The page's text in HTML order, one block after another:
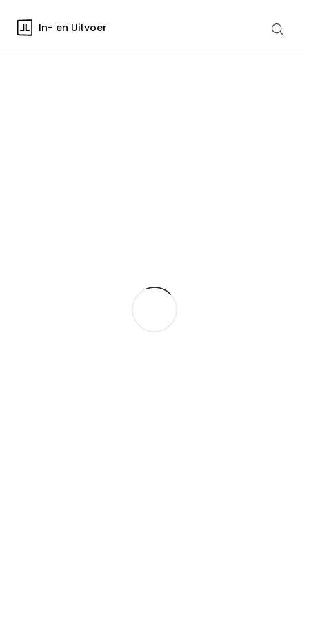
In- en Uitvoer